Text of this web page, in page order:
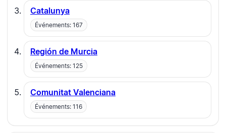
Catalunya
Événements: 167
Región de Murcia
Événements: 125
Comunitat Valenciana
Événements: 116